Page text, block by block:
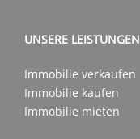
UNSERE LEISTUNGEN
Immobilie verkaufen
Immobilie kaufen
Immobilie mieten